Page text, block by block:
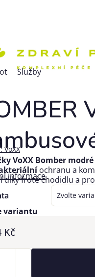
Služby
VoXX
Kč
variantu
VoXX Bomber modré
ochranu a
díky froté chodidlu a
informace